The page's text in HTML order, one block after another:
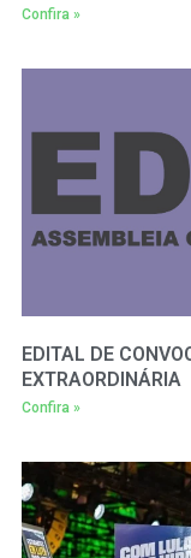
Confira »
EDITAL DE
EXTRAORDINÁRIA
Confira »